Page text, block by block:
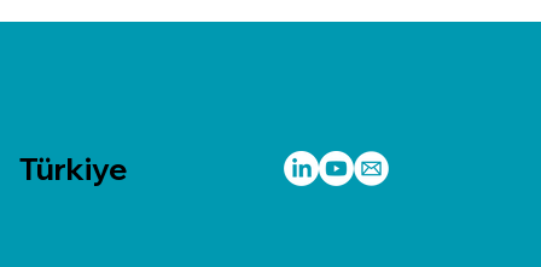
Türkiye